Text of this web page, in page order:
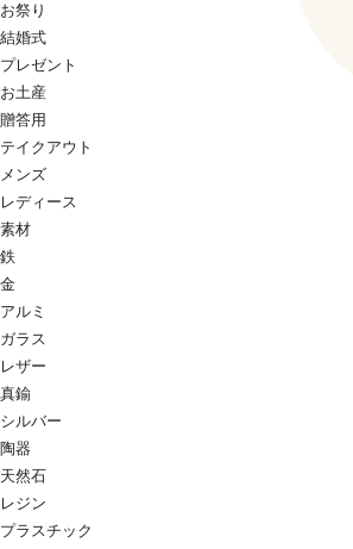
お祭り
結婚式
プレゼント
お土産
贈答用
テイクアウト
メンズ
レディース
素材
鉄
金
アルミ
ガラス
レザー
真鍮
シルバー
陶器
天然石
レジン
プラスチック